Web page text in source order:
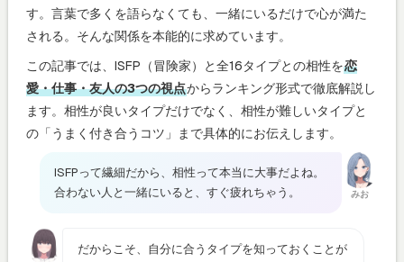
す。言葉で多くを語らなくても、一緒にいるだけで心が満た
される。そんな関係を本能的に求めています。
この記事では、ISFP（冒険家）と全16タイプとの相性を恋
愛・仕事・友人の3つの視点からランキング形式で徹底解説し
ます。相性が良いタイプだけでなく、相性が難しいタイプと
の「うまく付き合うコツ」まで具体的にお伝えします。
みお
ISFPって繊細だから、相性って本当に大事だよね。
合わない人と一緒にいると、すぐ疲れちゃう。
だからこそ、自分に合うタイプを知っておくことが